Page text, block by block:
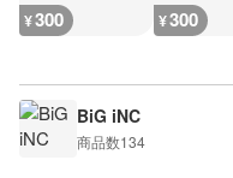
¥300 ¥300
BiG iNC
商品数134